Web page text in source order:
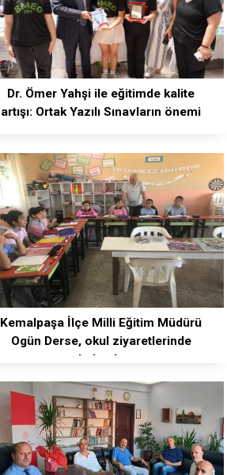
Dr. Ömer Yahşi ile eğitimde kalite
artışı: Ortak Yazılı Sınavların önemi
Kemalpaşa İlçe Milli Eğitim Müdürü
Ogün Derse, okul ziyaretlerinde
bulundu